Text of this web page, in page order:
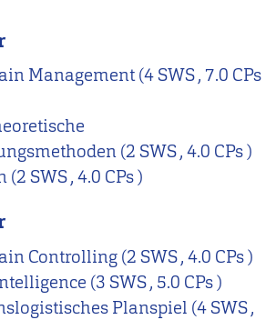
Management(4 SWS , 7.0 CPs
(2 SWS , 4.0 CPs )
(2 SWS , 4.0 CPs )
Controlling (2 SWS , 4.0 CPs )
(3 SWS , 5.0 CPs )
Planspiel (4 SWS ,